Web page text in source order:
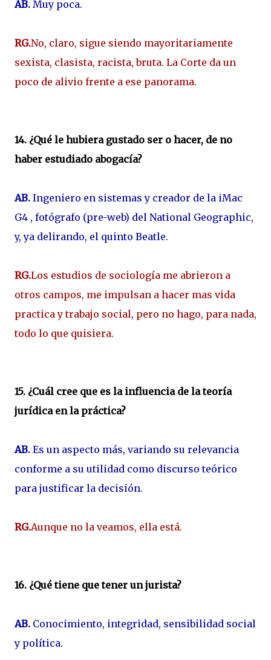
AB. Muy poca.
RG.No, claro, sigue siendo mayoritariamente
sexista, clasista, racista, bruta. La Corte da un
poco de alivio frente a ese panorama.
14. ¿Qué le hubiera gustado ser o hacer, de no
haber estudiado abogacía?
AB. Ingeniero en sistemas y creador de la iMac
G4 , fotógrafo (pre-web) del National Geographic,
y, ya delirando, el quinto Beatle.
RG.Los estudios de sociología me abrieron a
otros campos, me impulsan a hacer mas vida
practica y trabajo social, pero no hago, para nada,
todo lo que quisiera.
15. ¿Cuál cree que es la influencia de la teoría
jurídica en la práctica?
AB. Es un aspecto más, variando su relevancia
conforme a su utilidad como discurso teórico
para justificar la decisión.
RG.Aunque no la veamos, ella está.
16. ¿Qué tiene que tener un jurista?
AB. Conocimiento, integridad, sensibilidad social
y política.